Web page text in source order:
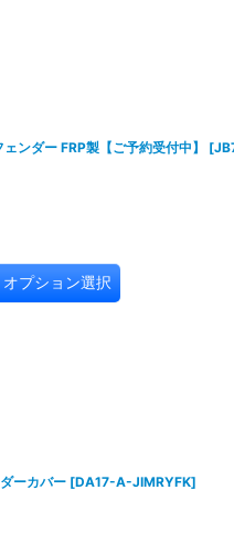
ンダー FRP製【ご予約受付中】 [
オプション選択
ーカバー [DA17-A-JIMRYFK]